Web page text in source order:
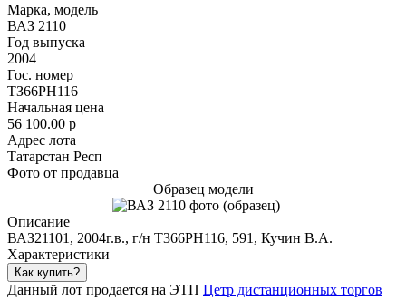
Марка, модель
ВАЗ 2110
Год выпуска
2004
Гос. номер
ТЗ66РН116
Начальная цена
56 100.00 p
Адрес лота
Татарстан Респ
Фото от продавца
Образец модели
Описание
ВАЗ21101, 2004г.в., г/н Т366РН116, 591, Кучин В.А.
Характеристики
Как купить?
Данный лот продается на ЭТП Цетр дистанционных торгов